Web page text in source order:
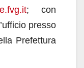
; con
presso
Prefettura